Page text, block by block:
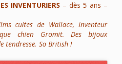
INVENTURIERS – dès 5 ans –
cultes de Wallace, inventeur
chien Gromit. Des bijoux
tendresse. So British !